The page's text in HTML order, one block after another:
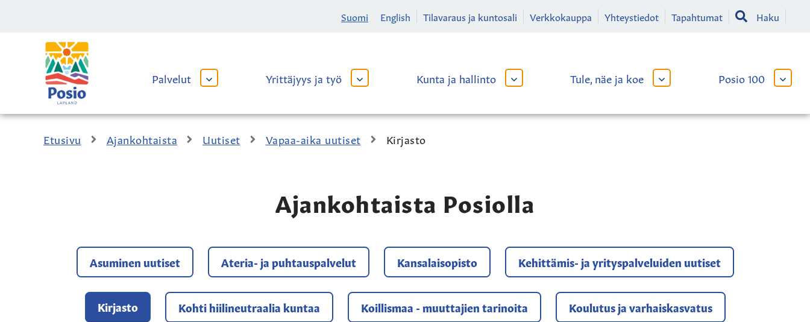
Suomi English Tilavaraus ja kuntosali Verkkokauppa Yhteystiedot Tapahtumat Haku
Kaupungin
logo
Palvelut
AVAA
ALAVALIKKO
Yrittäjyys ja työ
AVAA
ALAVALIKKO
Kunta ja hallinto
AVAA
ALAVALIKKO
Tule, näe ja koe
AVAA
ALAVALIKKO
Posio 100
AVAA
Etusivu Ajankohtaista Uutiset Vapaa-aika uutiset Kirjasto
Ajankohtaista Posiolla
Asuminen uutiset Ateria- ja puhtauspalvelut Kansalaisopisto Kehittämis- ja yrityspalveluiden uutiset
Kirjasto Kohti hiilineutraalia kuntaa Koillismaa - muuttajien tarinoita Koulutus ja varhaiskasvatus